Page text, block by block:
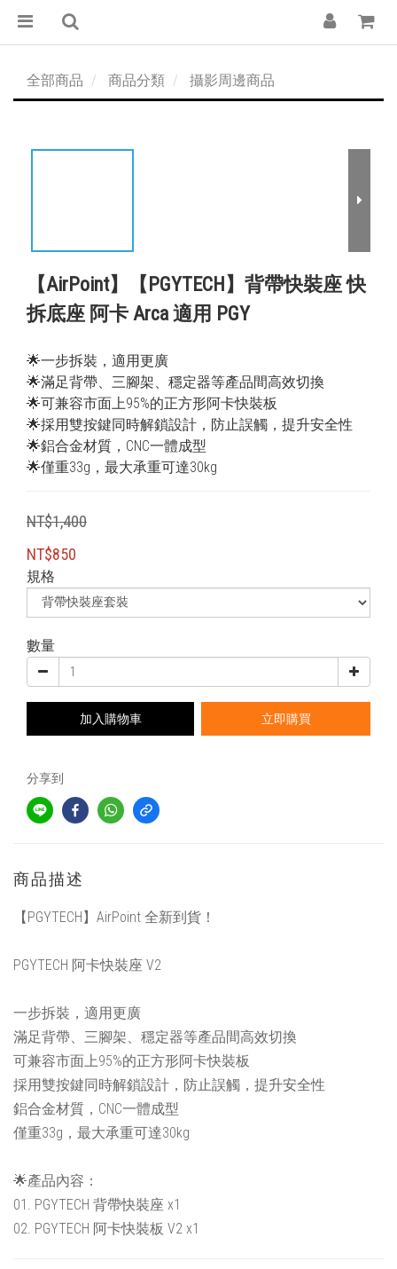
全部商品 商品分類 攝影周邊商品
【AirPoint】【PGYTECH】背帶快裝座 快
拆底座 阿卡 Arca 適用 PGY
🌟一步拆裝，適用更廣
🌟滿足背帶、三腳架、穩定器等產品間高效切換
🌟可兼容市面上95%的正方形阿卡快裝板
🌟採用雙按鍵同時解鎖設計，防止誤觸，提升安全性
🌟鋁合金材質，CNC一體成型
🌟僅重33g，最大承重可達30kg
NT$1,400
NT$850
規格
數量
加入購物車 立即購買
分享到
商品描述
【PGYTECH】AirPoint 全新到貨！
PGYTECH 阿卡快裝座 V2
一步拆裝，適用更廣
滿足背帶、三腳架、穩定器等產品間高效切換
可兼容市面上95%的正方形阿卡快裝板
採用雙按鍵同時解鎖設計，防止誤觸，提升安全性
鋁合金材質，CNC一體成型
僅重33g，最大承重可達30kg
🌟產品內容：
01. PGYTECH 背帶快裝座 x1
02. PGYTECH 阿卡快裝板 V2 x1